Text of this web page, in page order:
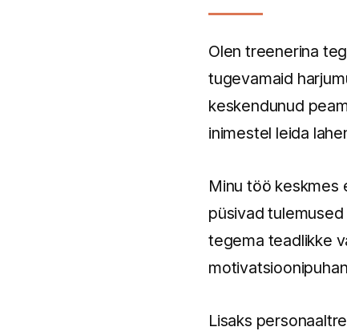
Olen treenerina
tugevamaid
keskendunud
inimestel leida
Minu töö keskmes
püsivad
tegema teadlikke
Lisaks